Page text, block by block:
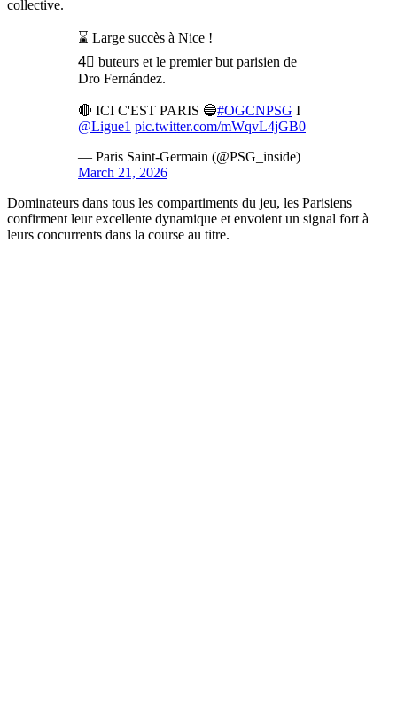
collective.
⌛️ Large succès à Nice !
4⃣ buteurs et le premier but parisien de
Dro Fernández.
🔴 ICI C'EST PARIS 🔵#OGCNPSG I
@Ligue1 pic.twitter.com/mWqvL4jGB0
— Paris Saint-Germain (@PSG_inside)
March 21, 2026
Dominateurs dans tous les compartiments du jeu, les Parisiens
confirment leur excellente dynamique et envoient un signal fort à
leurs concurrents dans la course au titre.